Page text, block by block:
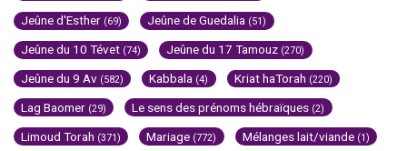
Jeûne d'Esther (69) Jeûne de Guedalia (51)
Jeûne du 10 Tévet (74) Jeûne du 17 Tamouz (270)
Jeûne du 9 Av (582) Kabbala (4) Kriat haTorah (220)
Lag Baomer (29) Le sens des prénoms hébraïques (2)
Limoud Torah (371) Mariage (772) Mélanges lait/viande (1)